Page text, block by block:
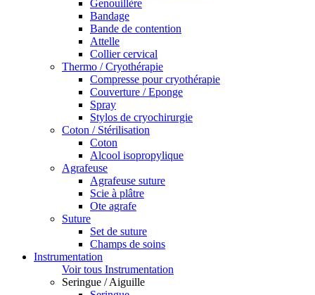
Genouillère
Bandage
Bande de contention
Attelle
Collier cervical
Thermo / Cryothérapie
Compresse pour cryothérapie
Couverture / Eponge
Spray
Stylos de cryochirurgie
Coton / Stérilisation
Coton
Alcool isopropylique
Agrafeuse
Agrafeuse suture
Scie à plâtre
Ote agrafe
Suture
Set de suture
Champs de soins
Instrumentation
Voir tous Instrumentation
Seringue / Aiguille